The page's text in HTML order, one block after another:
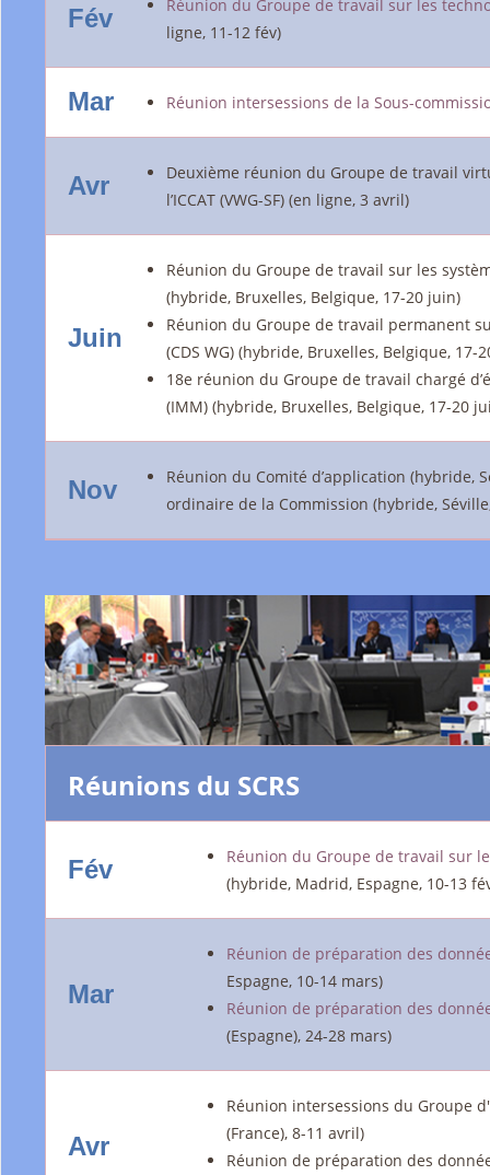
Fév
Réunion du Groupe de travail sur les
ligne, 11-12 fév)
Mar Réunion intersessions de la Sous-
Avr
Deuxième réunion du Groupe de travail
l’ICCAT (VWG-SF) (en ligne, 3 avril)
Juin
Réunion du Groupe de travail sur les
(hybride, Bruxelles, Belgique, 17-20 juin)
Réunion du Groupe de travail permanent
(CDS WG) (hybride, Bruxelles, Belgique, 17-
18e réunion du Groupe de travail chargé
(IMM) (hybride, Bruxelles, Belgique, 17-20
Nov
Réunion du Comité d’application (hybride,
ordinaire de la Commission (hybride,
Réunions du SCRS
Fév
Réunion du Groupe de travail sur
(hybride, Madrid, Espagne, 10-13
Mar
Réunion de préparation des
Espagne, 10-14 mars)
Réunion de préparation des
(Espagne), 24-28 mars)
Avr
Réunion intersessions du Groupe
(France), 8-11 avril)
Réunion de préparation des